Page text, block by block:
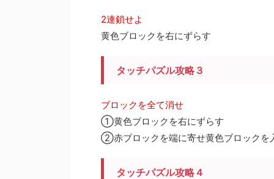
2連鎖せよ
黄色ブロックを右にずらす
タッチパズル攻略３
ブロックを全て消せ
①黄色ブロックを右にずらす
②赤ブロックを端に寄せ黄色ブロックを
タッチパズル攻略４